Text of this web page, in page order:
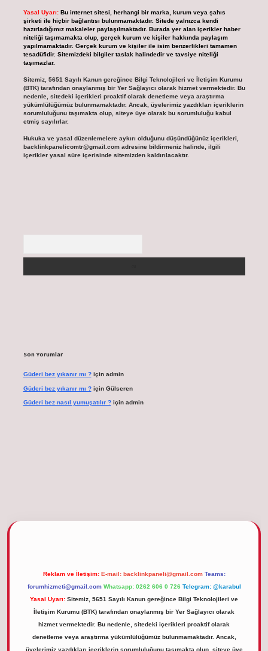
Yasal Uyarı: Bu internet sitesi, herhangi bir marka, kurum veya şahıs
şirketi ile hiçbir bağlantısı bulunmamaktadır. Sitede yalnızca kendi
hazırladığımız makaleler paylaşılmaktadır. Burada yer alan içerikler haber
niteliği taşımamakta olup, gerçek kurum ve kişiler hakkında paylaşım
yapılmamaktadır. Gerçek kurum ve kişiler ile isim benzerlikleri tamamen
tesadüfidir. Sitemizdeki bilgiler taslak halindedir ve tavsiye niteliği
taşımazlar.
Sitemiz, 5651 Sayılı Kanun gereğince Bilgi Teknolojileri ve İletişim Kurumu
(BTK) tarafından onaylanmış bir Yer Sağlayıcı olarak hizmet vermektedir. Bu
nedenle, sitedeki içerikleri proaktif olarak denetleme veya araştırma
yükümlülüğümüz bulunmamaktadır. Ancak, üyelerimiz yazdıkları içeriklerin
sorumluluğunu taşımakta olup, siteye üye olarak bu sorumluluğu kabul
etmiş sayılırlar.
Hukuka ve yasal düzenlemelere aykırı olduğunu düşündüğünüz içerikleri,
backlinkpanelicomtr@gmail.comadresine bildirmeniz halinde, ilgili
içerikler yasal süre içerisinde sitemizden kaldırılacaktır.
Son Yorumlar
Güderi bez yıkanır mı ?için admin
Güderi bez yıkanır mı ?için Gülseren
Güderi bez nasıl yumuşatılır ?için admin
Reklam ve İletişim: E-mail: backlinkpaneli@gmail.com Teams:
forumhizmeti@gmail.com Whatsapp: 0262 606 0 726 Telegram: @karabul
Yasal Uyarı: Sitemiz, 5651 Sayılı Kanun gereğince Bilgi Teknolojileri ve
İletişim Kurumu (BTK) tarafından onaylanmış bir Yer Sağlayıcı olarak
hizmet vermektedir. Bu nedenle, sitedeki içerikleri proaktif olarak
denetleme veya araştırma yükümlülüğümüz bulunmamaktadır. Ancak,
üyelerimiz yazdıkları içeriklerin sorumluluğunu taşımakta olup, siteye üye